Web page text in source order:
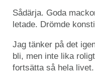
Sådärja. Goda
letade. Drömde
Jag tänker på det
bli, men inte lika
fortsätta så hela